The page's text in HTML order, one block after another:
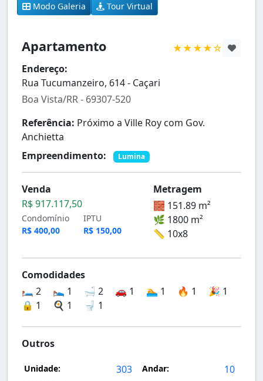
Modo Galeria Tour Virtual
Apartamento
★★★★☆
Endereço:
Rua Tucumanzeiro, 614 - Caçari
Boa Vista/RR - 69307-520
Referência: Próximo a Ville Roy com Gov.
Anchietta
Empreendimento:
Lumina
Venda
R$ 917.117,50
Condomínio
R$ 400,00
IPTU
R$ 150,00
Metragem
🧱 151.89 m²
🌿 1800 m²
📏 10x8
Comodidades
🛏️ 2
🛌 1 🛁 2 🚗 1 🏊 1 🔥 1
🎉 1
🔒 1
🍳 1 🚽 1
Outros
Unidade: 303 Andar: 10